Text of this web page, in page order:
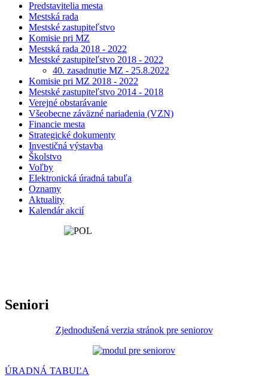
Predstavitelia mesta
Mestská rada
Mestské zastupiteľstvo
Komisie pri MZ
Mestská rada 2018 - 2022
Mestské zastupiteľstvo 2018 - 2022
40. zasadnutie MZ - 25.8.2022
Komisie pri MZ 2018 - 2022
Mestské zastupiteľstvo 2014 - 2018
Verejné obstarávanie
Všeobecne záväzné nariadenia (VZN)
Financie mesta
Strategické dokumenty
Investičná výstavba
Školstvo
Voľby
Elektronická úradná tabuľa
Oznamy
Aktuality
Kalendár akcií
Seniori
Zjednodušená verzia stránok pre seniorov
ÚRADNÁ TABUĽA